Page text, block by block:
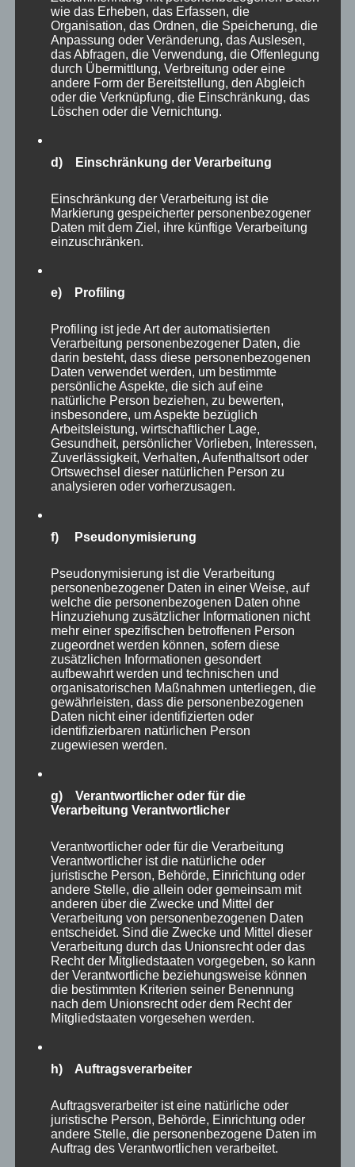
wichtiger als meine Familie.“ Er zeigte uns
allen seine Prioritäten im Leben und was für
ihn wirklich zählt. Ich glaube, es waren u.a.
auch diese Interviews, die ihn zu einem der
absoluten Sympathieträger im Darts bei den
haben.
Michael Smith wusste wahrscheinlich selbst
am besten, dass er sein Bühnenverhalten
ändern musste, wenn er noch erfolgreicher
sein wollte. Wie er es gemacht hat, wird sein
Geheimnis bleiben, aber ab Jahresbeginn 2023
Wir konnten noch manchmal erahnen, wie
unzufrieden er wohl gerade mit seinem
eigenen Spiel war, gezeigt hat er es fast nicht
mehr. Er blieb stets cool, vertraute auf seine
Fähigkeiten, er schimpfte nicht mehr und
wurde besser und besser. Schnell sprachen die
Experten vom „neuen Bully Boy“. Er konnte
plötzlich akzeptieren, dass auch er nicht immer
perfekt spielen kann.
lernen können. Akzeptieren, wie es ist, die
Dinge annehmen, wie sie sind, nicht hadern,
Stärken vertrauen. Perfektion ist kein Zustand,
der ununterbrochen erreicht werden kann,
Fehler zu machen ist Teil des Lebens.
Der „neue Bully Boy“ gewann schließlich mit
dem Grand Slam of Darts 2022 seinen ersten
großen TV-Titel und das mehr als deutlich mit
18-5 Legs im Finale. Selbst sein an diesem Tag
vollkommen chancenloser Gegner Nathan
Aspinall jubelte mit ihm und die beiden wälzten
sich gemeinsam vor Freude am Boden. Bully
Jetzt der WM-Titel gegen den klar favorisierten
Michael van Gerwen, selbst bereits dreimal
wie das Erheben, das Erfassen, die
Organisation, das Ordnen, die Speicherung, die
Anpassung oder Veränderung, das Auslesen,
das Abfragen, die Verwendung, die Offenlegung
durch Übermittlung, Verbreitung oder eine
andere Form der Bereitstellung, den Abgleich
oder die Verknüpfung, die Einschränkung, das
Löschen oder die Vernichtung.
d) Einschränkung der Verarbeitung
Einschränkung der Verarbeitung ist die
Markierung gespeicherter personenbezogener
Daten mit dem Ziel, ihre künftige Verarbeitung
einzuschränken.
e) Profiling
Profiling ist jede Art der automatisierten
Verarbeitung personenbezogener Daten, die
darin besteht, dass diese personenbezogenen
Daten verwendet werden, um bestimmte
persönliche Aspekte, die sich auf eine
natürliche Person beziehen, zu bewerten,
insbesondere, um Aspekte bezüglich
Arbeitsleistung, wirtschaftlicher Lage,
Gesundheit, persönlicher Vorlieben, Interessen,
Zuverlässigkeit, Verhalten, Aufenthaltsort oder
Ortswechsel dieser natürlichen Person zu
analysieren oder vorherzusagen.
f) Pseudonymisierung
Pseudonymisierung ist die Verarbeitung
personenbezogener Daten in einer Weise, auf
welche die personenbezogenen Daten ohne
Hinzuziehung zusätzlicher Informationen nicht
mehr einer spezifischen betroffenen Person
zugeordnet werden können, sofern diese
zusätzlichen Informationen gesondert
aufbewahrt werden und technischen und
organisatorischen Maßnahmen unterliegen, die
gewährleisten, dass die personenbezogenen
Daten nicht einer identifizierten oder
identifizierbaren natürlichen Person
zugewiesen werden.
g) Verantwortlicher oder für die
Verarbeitung Verantwortlicher
Verantwortlicher oder für die Verarbeitung
Verantwortlicher ist die natürliche oder
juristische Person, Behörde, Einrichtung oder
andere Stelle, die allein oder gemeinsam mit
anderen über die Zwecke und Mittel der
Verarbeitung von personenbezogenen Daten
entscheidet. Sind die Zwecke und Mittel dieser
Verarbeitung durch das Unionsrecht oder das
Recht der Mitgliedstaaten vorgegeben, so kann
der Verantwortliche beziehungsweise können
die bestimmten Kriterien seiner Benennung
nach dem Unionsrecht oder dem Recht der
Mitgliedstaaten vorgesehen werden.
h) Auftragsverarbeiter
Auftragsverarbeiter ist eine natürliche oder
juristische Person, Behörde, Einrichtung oder
andere Stelle, die personenbezogene Daten im
Auftrag des Verantwortlichen verarbeitet.